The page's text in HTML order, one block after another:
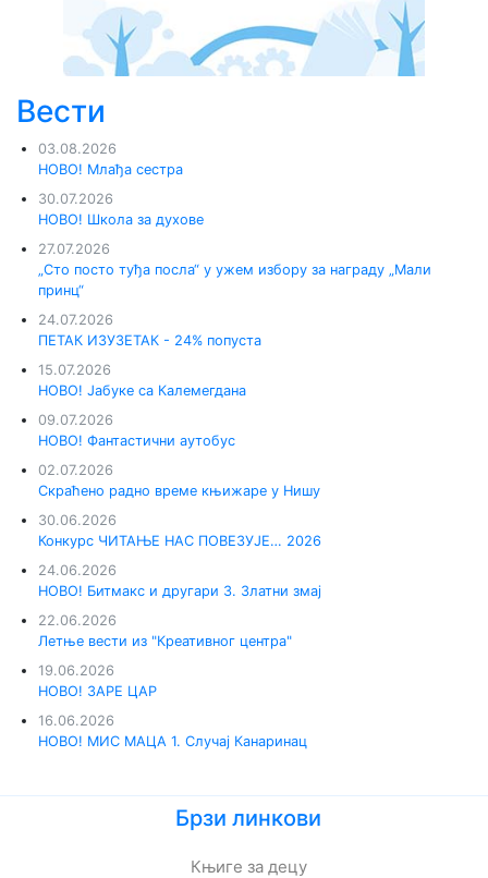
Вести
03.08.2026
НОВО! Млађа сестра
30.07.2026
НОВО! Школа за духове
27.07.2026
„Сто посто туђа посла“ у ужем избору за награду „Мали
принц“
24.07.2026
ПЕТАК ИЗУЗЕТАК - 24% попуста
15.07.2026
НОВО! Јабуке са Калемегдана
09.07.2026
НОВО! Фантастични аутобус
02.07.2026
Скраћено радно време књижаре у Нишу
30.06.2026
Конкурс ЧИТАЊЕ НАС ПОВЕЗУЈЕ… 2026
24.06.2026
НОВО! Битмакс и другари 3. Златни змај
22.06.2026
Летње вести из "Креативног центра"
19.06.2026
НОВО! ЗАРЕ ЦАР
16.06.2026
НОВО! МИС МАЦА 1. Случај Канаринац
Брзи линкови
Књиге за децу